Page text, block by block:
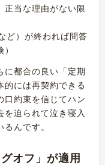
正当な理由がない限
ど）が終われば問答
に都合の良い「定期
的には再契約できる
口約束を信じてハン
を迫られて泣き寝入
んです。
オフ」が適用